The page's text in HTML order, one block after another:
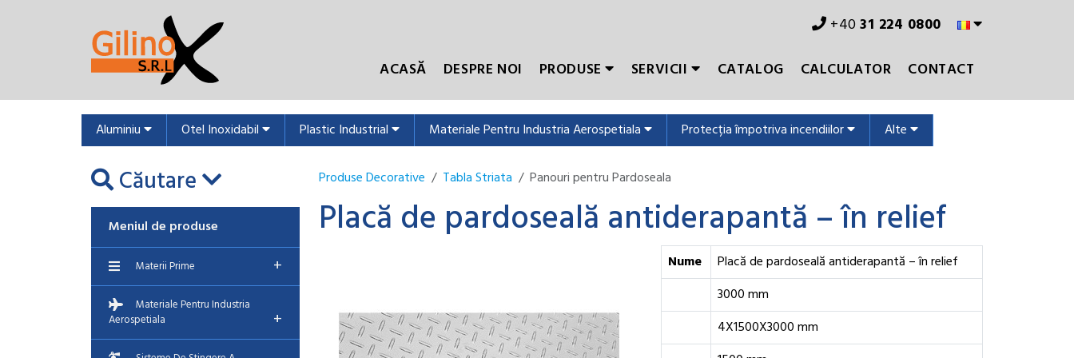
+4031 224 0800
ACASĂ
DESPRE NOI PRODUSE SERVICII CATALOG CALCULATOR CONTACT
Aluminiu Otel Inoxidabil Plastic Industrial Materiale Pentru Industria Aerospetiala Protecția împotriva incendiilor Alte
Căutare
Meniul de produse
Materii Prime +
Materiale Pentru Industria
Aerospetiala
+
Produse Decorative Tabla Striata Panouri pentru Pardoseala
Placă de pardoseală antiderapantă – în relief
Nume
Placă de pardoseală antiderapantă – în relief
3000 mm
4X1500X3000 mm